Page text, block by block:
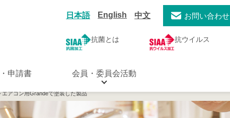
日本語 English 中文 お問い合わせ
抗菌とは 抗ウイルス
申請書 会員・委員会活動
アコン用Grandeで塗装した製品